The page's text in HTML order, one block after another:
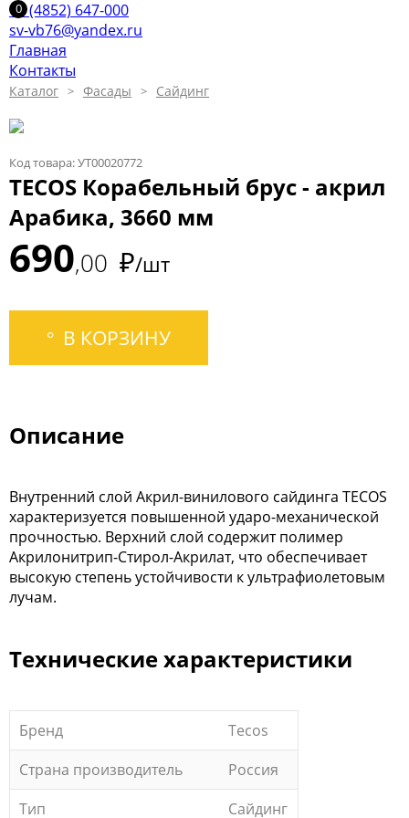
+7 (4852) 647-000
sv-vb76@yandex.ru
Главная
Контакты
Каталог Фасады Сайдинг
Код товара: УТ00020772
TECOS Корабельный брус - акрил
Арабика, 3660 мм
690 00 ₽/шт
В КОРЗИНУ
Описание
Внутренний слой Акрил-винилового сайдинга TECOS
характеризуется повышенной ударо-механической
прочностью. Верхний слой содержит полимер
Акрилонитрип-Стирол-Акрилат, что обеспечивает
высокую степень устойчивости к ультрафиолетовым
лучам.
Технические характеристики
Бренд
Tecos
Страна производитель
Россия
Тип
Сайдинг